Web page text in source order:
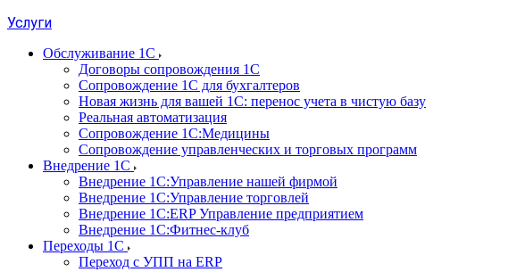
Услуги
Обслуживание 1С
Договоры сопровождения 1С
Сопровождение 1С для бухгалтеров
Новая жизнь для вашей 1С: перенос учета в чистую базу
Реальная автоматизация
Сопровождение 1С:Медицины
Сопровождение управленческих и торговых программ
Внедрение 1С
Внедрение 1С:Управление нашей фирмой
Внедрение 1С:Управление торговлей
Внедрение 1С:ERP Управление предприятием
Внедрение 1С:Фитнес-клуб
Переходы 1С
Переход с УПП на ERP